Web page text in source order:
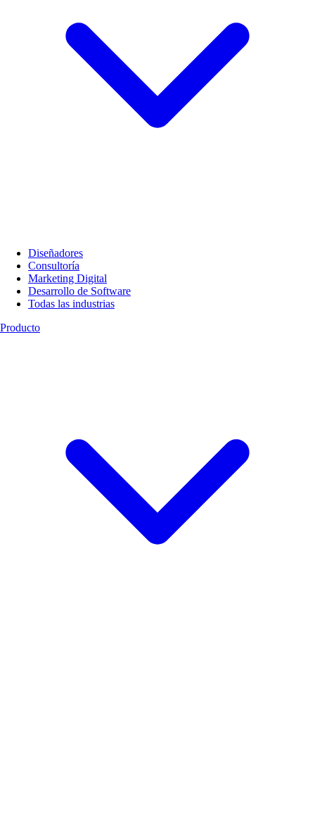
Diseñadores
Consultoría
Marketing Digital
Desarrollo de Software
Todas las industrias
Producto